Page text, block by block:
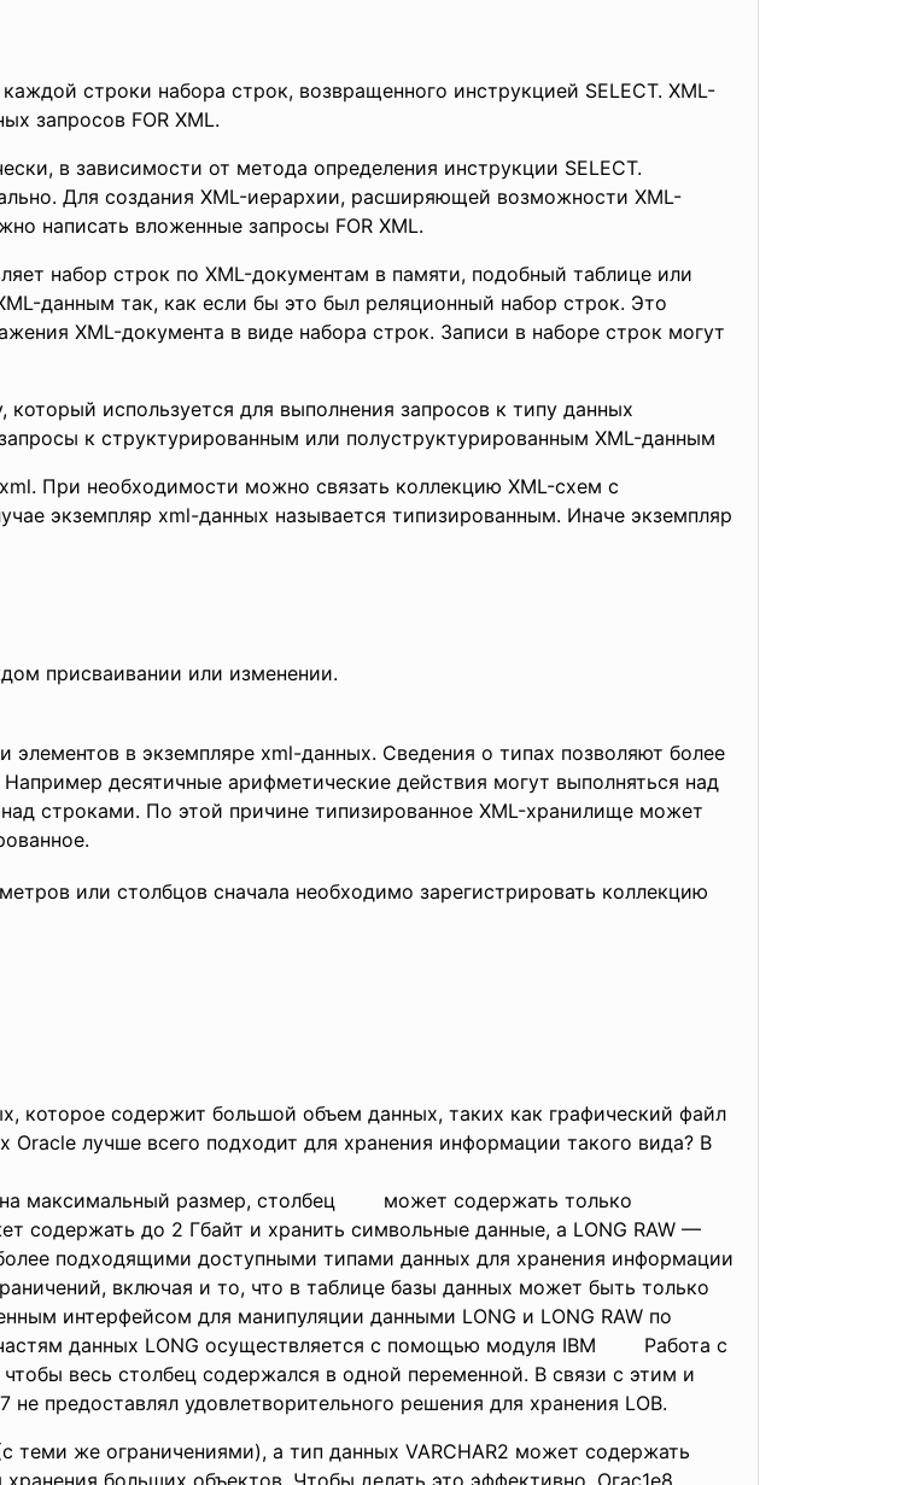
строки набора строк, возвращенного инструкцией SELECT. XML-
запросов FOR XML.
в зависимости от метода определения инструкции SELECT.
Для создания XML-иерархии, расширяющей возможности XML-
написать вложенные запросы FOR XML.
набор строк по XML-документам в памяти, подобный таблице или
данным так, как если бы это был реляционный набор строк. Это
XML-документа в виде набора строк. Записи в наборе строк могут
используется для выполнения запросов к типу данных
к структурированным или полуструктурированным XML-данным
При необходимости можно связать коллекцию XML-схем с
экземпляр xml-данных называется типизированным. Иначе экземпляр
присваивании или изменении.
в экземпляре xml-данных. Сведения о типах позволяют более
десятичные арифметические действия могут выполняться над
строками. По этой причине типизированное XML-хранилище может
или столбцов сначала необходимо зарегистрировать коллекцию
которое содержит большой объем данных, таких как графический файл
лучше всего подходит для хранения информации такого вида? В
на максимальный размер, столбец может содержать только
содержать до 2 Гбайт и хранить символьные данные, a LONG RAW —
подходящими доступными типами данных для хранения информации
включая и то, что в таблице базы данных может быть только
интерфейсом для манипуляции данными LONG и LONG RAW по
частям данных LONG осуществляется с помощью модуля IВМ Работа с
весь столбец содержался в одной переменной. В связи с этим и
предоставлял удовлетворительного решения для хранения LOB.
теми же ограничениями), а тип данных VARCHAR2 может содержать
больших объектов. Чтобы делать это эффективно, Огас1е8